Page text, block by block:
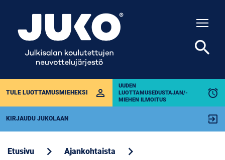
TULE LUOTTAMUSMIEHEKSI perm_identity
UUDEN
LUOTTAMUSEDUSTAJAN/-
MIEHEN ILMOITUS
alarm
KIRJAUDU JUKOLAAN exit_to_app
search
Etusivu chevron_right Ajankohtaista chevron_right